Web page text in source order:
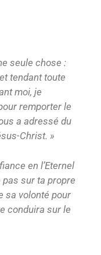
seule chose :
tendant toute
moi, je
remporter le
a adressé du
Christ. »
en l’Eternel
sur ta propre
sa volonté pour
conduira sur le